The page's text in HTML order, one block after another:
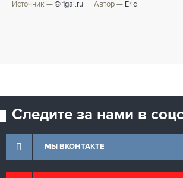
Источник — © 1gai.ru Автор — Eric
Следите за нами в
МЫ ВКОНТАКТЕ